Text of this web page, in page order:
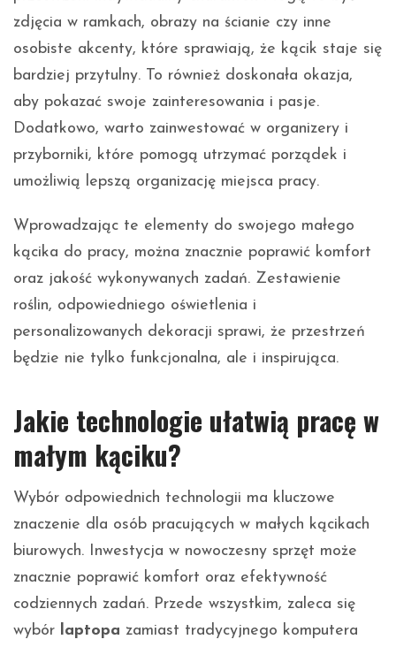
zdjęcia w ramkach, obrazy na ścianie czy inne
osobiste akcenty, które sprawiają, że kącik staje się
bardziej przytulny. To również doskonała okazja,
aby pokazać swoje zainteresowania i pasje.
Dodatkowo, warto zainwestować w organizery i
przyborniki, które pomogą utrzymać porządek i
umożliwią lepszą organizację miejsca pracy.
Wprowadzając te elementy do swojego małego
kącika do pracy, można znacznie poprawić komfort
oraz jakość wykonywanych zadań. Zestawienie
roślin, odpowiedniego oświetlenia i
personalizowanych dekoracji sprawi, że przestrzeń
będzie nie tylko funkcjonalna, ale i inspirująca.
Jakie technologie ułatwią pracę w
małym kąciku?
Wybór odpowiednich technologii ma kluczowe
znaczenie dla osób pracujących w małych kącikach
biurowych. Inwestycja w nowoczesny sprzęt może
znacznie poprawić komfort oraz efektywność
codziennych zadań. Przede wszystkim, zaleca się
wybór laptopa zamiast tradycyjnego komputera